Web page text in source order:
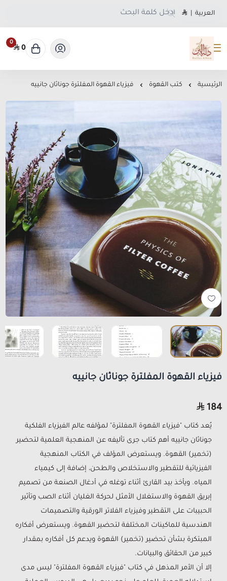
العربية
متجر دلة البن
0
0
الرئيسية كتب القهوة فيزياء القهوة المفلترة جوناثان جانييه
فيزياء القهوة المفلترة جوناثان جانييه
184
يُعد كتاب "فيزياء القهوة المفلترة" لمؤلفه عالم الفيزياء الفلكية
جوناثان جانييه أهم كتاب جرى تأليفه عن المنهجية العلمية لتحضير
(تخمير) القهوة. ويستعرض المؤلف في الكتاب المنهجية
الفيزيائية للتقطير والاستخلاص والطحن، إضافة إلى كيمياء
المياه. ويأخذ بيد القارئ أثناء توغله في أدغال الصنعة من تصميم
إبريق القهوة والاستغلال الأمثل لحركة الغليان أثناء الصب وتأثير
الحبيبات على التقطير وفيزياء الفلاتر الورقية والتصميمات
الهندسية للماكينات المختلفة لتحضير القهوة. ويستعرض أفكاره
المبتكرة بشأن تحضير (تخمير) القهوة ويدعم كل أفكاره بمقدار
كبير من الحقائق والبيانات.
إلا أن الأمر المذهل في كتاب "فيزياء القهوة المفلترة" ليس مدى